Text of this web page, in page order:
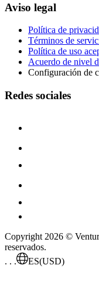
Aviso legal
Política de
Términos de
Política de uso
Acuerdo de nivel
Configuración de
Redes sociales
Copyright 2026 ©
reservados.
. . .
ES(USD)